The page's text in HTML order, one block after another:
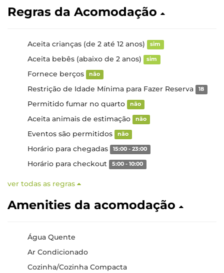
Regras da Acomodação
Aceita crianças (de 2 até 12 anos) sim
Aceita bebês (abaixo de 2 anos) sim
Fornece berços não
Restrição de Idade Mínima para Fazer Reserva 18
Permitido fumar no quarto não
Aceita animais de estimação não
Eventos são permitidos não
Horário para chegadas 15:00 - 23:00
Horário para checkout 5:00 - 10:00
ver todas as regras
Amenities da acomodação
Água Quente
Ar Condicionado
Cozinha/Cozinha Compacta